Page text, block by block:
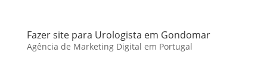
Fazer site para Urologista em Gondomar
Agência de Marketing Digital em Portugal